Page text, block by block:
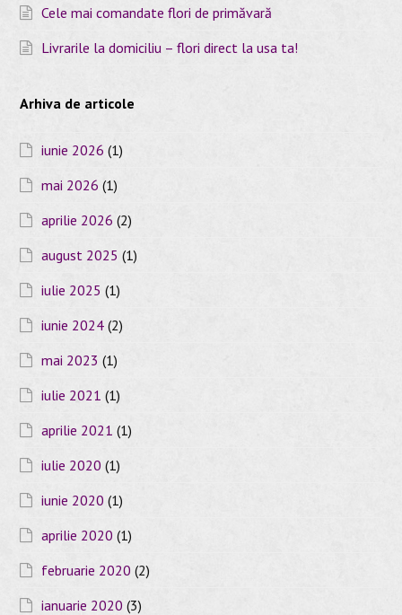
Cele mai comandate flori de primăvară
Livrarile la domiciliu – flori direct la usa ta!
Arhiva de articole
iunie 2026 (1)
mai 2026 (1)
aprilie 2026 (2)
august 2025 (1)
iulie 2025 (1)
iunie 2024 (2)
mai 2023 (1)
iulie 2021 (1)
aprilie 2021 (1)
iulie 2020 (1)
iunie 2020 (1)
aprilie 2020 (1)
februarie 2020 (2)
ianuarie 2020 (3)